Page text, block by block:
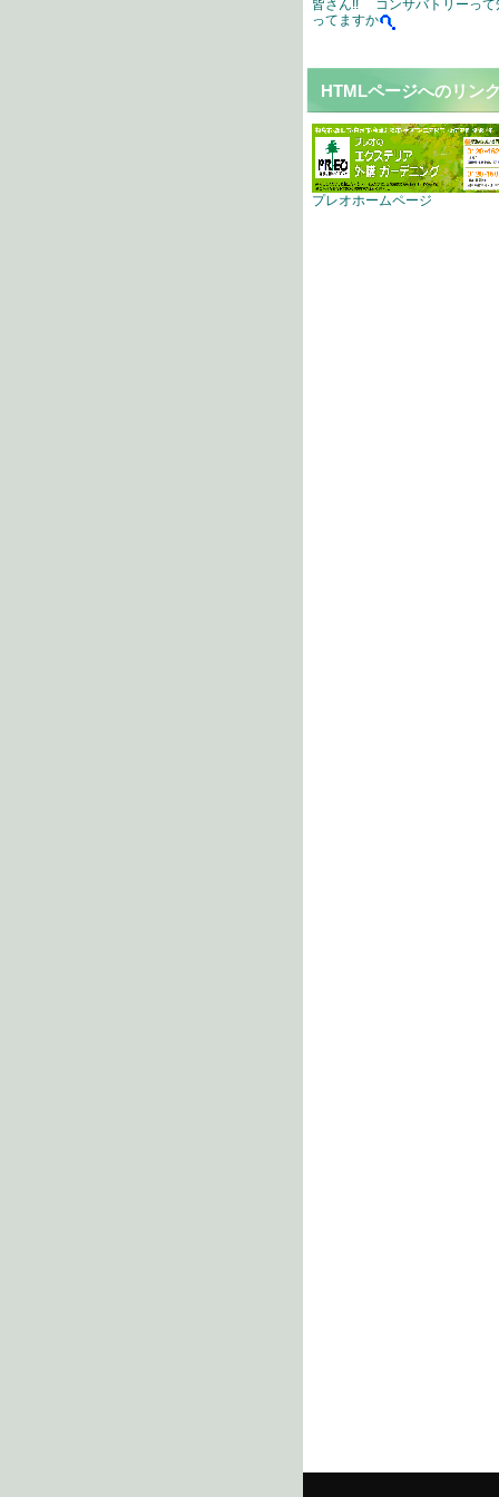
皆さん!! コンサバトリーって
ってますか
HTMLページへのリン
プレオホームページ